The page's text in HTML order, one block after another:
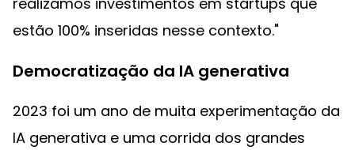
estão 100% inseridas nesse contexto."
Democratização da IA generativa
2023 foi um ano de muita experimentação da
IA generativa e uma corrida dos grandes